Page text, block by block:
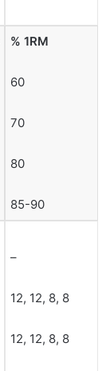
% 1RM
60
70
80
85-90
–
12, 12, 8, 8
12, 12, 8, 8